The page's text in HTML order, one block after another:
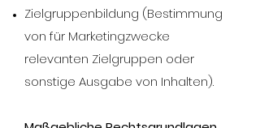
Zielgruppenbildung (Bestimmung
von für Marketingzwecke
relevanten Zielgruppen oder
sonstige Ausgabe von Inhalten).